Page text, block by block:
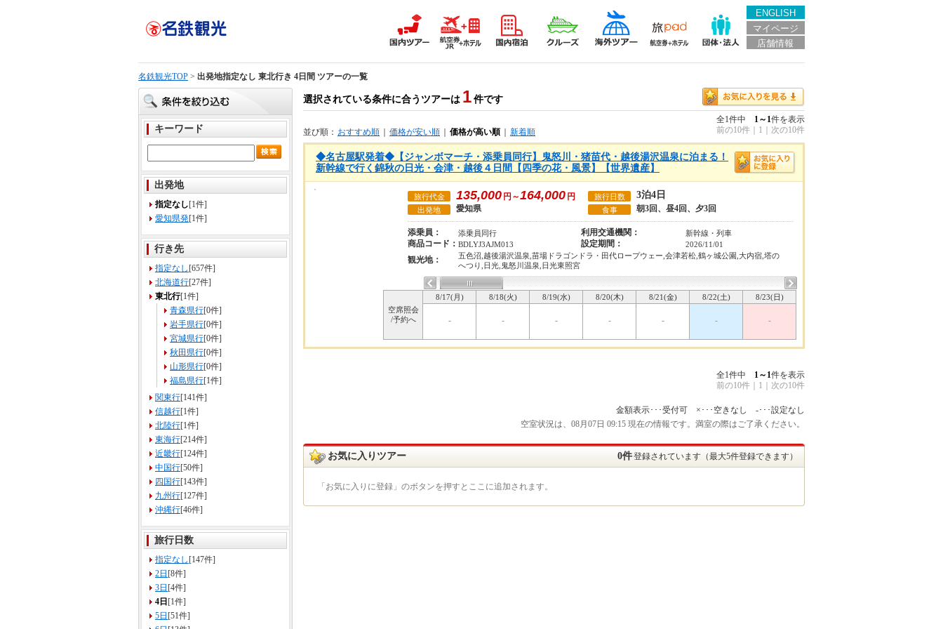
ENGLISH
マイページ
店舗情報
名鉄観光TOP > 出発地指定なし 東北行き 4日間 ツアーの一覧
キーワード
出発地
指定なし[1件]
愛知県発[1件]
行き先
指定なし [657件]
北海道行[27件]
東北行[1件]
青森県行[0件]
岩手県行[0件]
宮城県行[0件]
秋田県行[0件]
山形県行[0件]
福島県行[1件]
関東行[141件]
信越行[1件]
北陸行[1件]
東海行[214件]
近畿行[124件]
中国行[50件]
四国行[143件]
九州行[127件]
沖縄行[46件]
旅行日数
指定なし [147件]
2日 [8件]
3日 [4件]
4日 [1件]
5日 [51件]
選択されている条件に合うツアーは 1 件です
並び順： おすすめ順 価格が安い順 価格が高い順 新着順
全1件中 1～1件を表示
前の10件
1 次の10件
◆名古屋駅発着◆【ジャンボマーチ・添乗員同行】鬼怒川・猪苗代・越後湯沢温泉に泊まる！
新幹線で行く錦秋の日光・会津・越後４日間【四季の花・風景】【世界遺産】
旅行代金 135,000 円～164,000 円 旅行日数 3泊4日
出発地 愛知県 食事 朝3回、昼4回、夕3回
添乗員： 添乗員同行 利用交通機関： 新幹線・列車
商品コード： BDLYJ3AJM013 設定期間： 2026/11/01
観光地：
五色沼,越後湯沢温泉,苗場ドラゴンドラ・田代ロープウェー,会津若松,鶴ヶ城公園,大内宿,塔の
へつり,日光,鬼怒川温泉,日光東照宮
空席照会
/予約へ
8/17(月) 8/18(火) 8/19(水) 8/20(木) 8/21(金) 8/22(土) 8/23(日)
- - - - - - -
全1件中 1～1件を表示
前の10件
1 次の10件
金額表示･･･受付可 ×･･･空きなし -･･･設定なし
空室状況は、08月07日 09:15 現在の情報です。満室の際はご了承ください。
お気に入りツアー 0件登録されています（最大5件登録できます）
「お気に入りに登録」のボタンを押すとここに追加されます。